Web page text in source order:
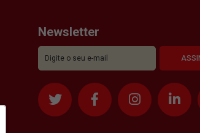
Newsletter